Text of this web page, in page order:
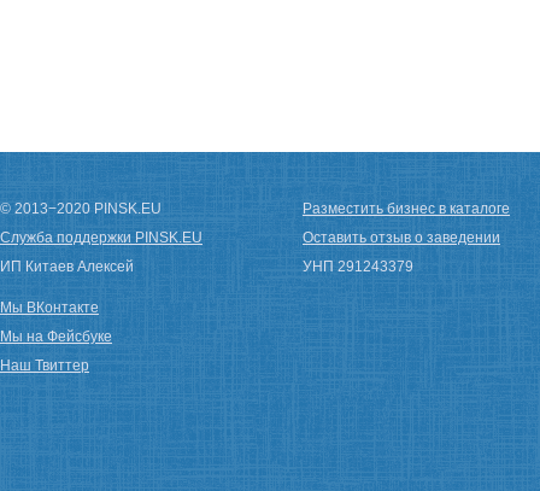
© 2013−2020 PINSK.EU
Служба поддержки PINSK.EU
ИП Китаев Алексей
Разместить бизнес в каталоге
Оставить отзыв о заведении
УНП 291243379
Мы ВКонтакте
Мы на Фейсбуке
Наш Твиттер